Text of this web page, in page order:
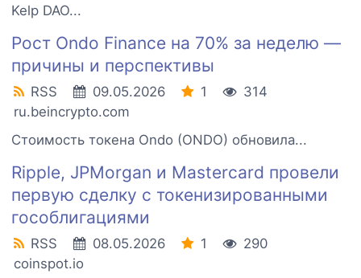
Kelp DAO...
Рост Ondo Finance на 70% за неделю —
причины и перспективы
RSS 09.05.2026 1
314
ru.beincrypto.com
Стоимость токена Ondo (ONDO) обновила...
Ripple, JPMorgan и Mastercard провели
первую сделку с токенизированными
гособлигациями
RSS 08.05.2026 1
290
coinspot.io